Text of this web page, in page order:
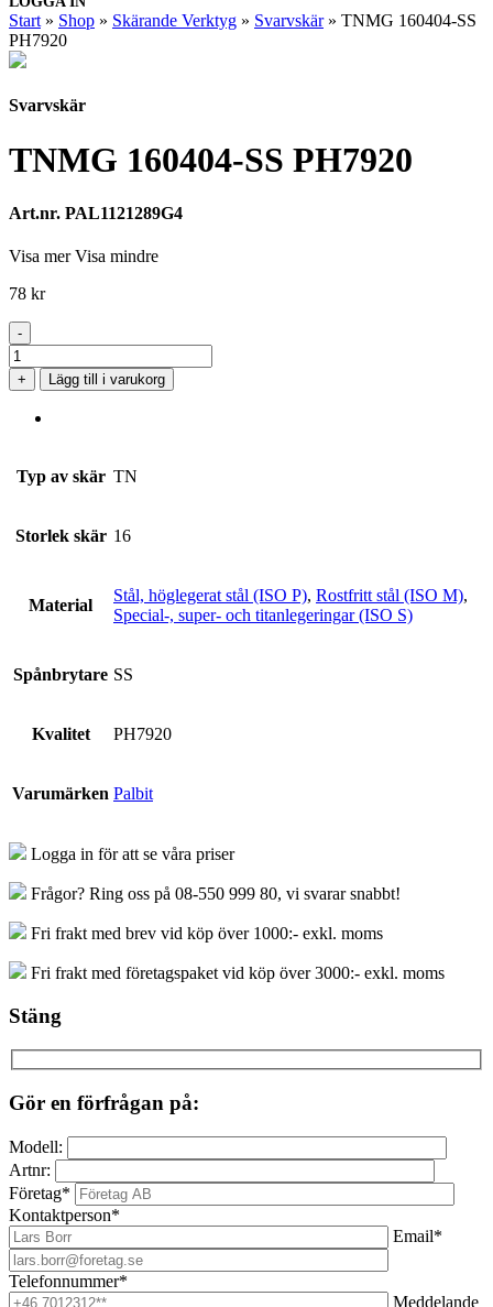
Start » Shop » Skärande Verktyg » Svarvskär» TNMG 160404-SS
PH7920
Svarvskär
TNMG 160404-SS PH7920
Art.nr. PAL1121289G4
Visa mer Visa mindre
78 kr
-
TNMG
160404-
SS
PH7920
+ Lägg till i varukorg
Typ av skär TN
Storlek skär 16
Material
Stål, höglegerat stål (ISO P), Rostfritt stål (ISO M),
Special-, super- och titanlegeringar (ISO S)
Spånbrytare SS
Kvalitet PH7920
Varumärken Palbit
Logga in för att se våra priser
Frågor? Ring oss på 08-550 999 80, vi svarar snabbt!
Fri frakt med brev vid köp över 1000:- exkl. moms
Fri frakt med företagspaket vid köp över 3000:- exkl. moms
Stäng
Gör en förfrågan på:
Modell:
Artnr:
Företag*
Kontaktperson*
Email*
Telefonnummer*
Meddelande